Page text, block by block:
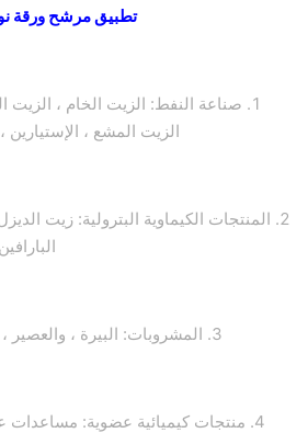
تطبيق مرشح ورقة
1. صناعة النفط: الزيت الخام ، الزيت
الزيت المشع ، الإستيارين
2. المنتجات الكيماوية البترولية: زيت
3. المشروبات: البيرة ، والعصير ، والنبيذ ، والحليب ، إلخ.
4. منتجات كيميائية عضوية: مساعدات